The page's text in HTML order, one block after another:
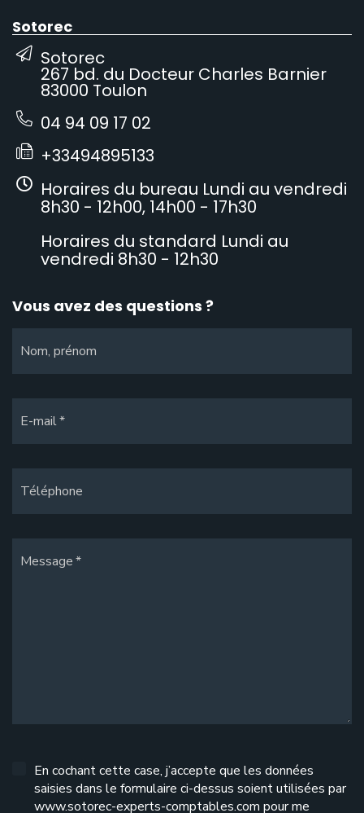
Sotorec
Sotorec
267 bd. du Docteur Charles Barnier
83000 Toulon
04 94 09 17 02
+33494895133
Horaires du bureau Lundi au vendredi
8h30 - 12h00, 14h00 - 17h30
Horaires du standard Lundi au
vendredi 8h30 - 12h30
Vous avez des questions ?
Nom, prénom
E-mail
Téléphone
Message
En cochant cette case, j’accepte que les données
saisies dans le formulaire ci-dessus soient utilisées par
www.sotorec-experts-comptables.com pour me